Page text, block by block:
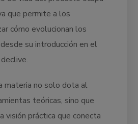
que permite a los
cómo evolucionan los
su introducción en el
materia no solo dota al
teóricas, sino que
visión práctica que conecta